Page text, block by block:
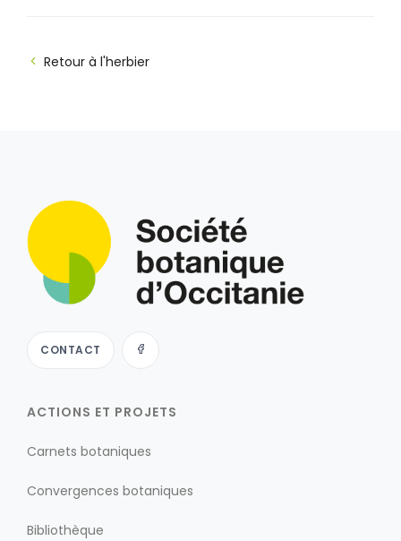
Retour à l'herbier
CONTACT
ACTIONS ET PROJETS
Carnets botaniques
Convergences botaniques
Bibliothèque